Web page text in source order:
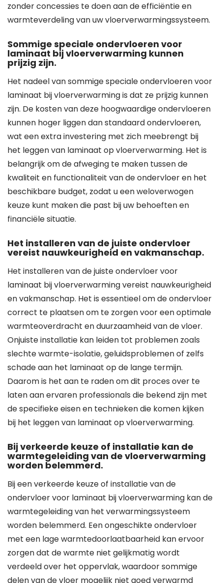
zonder concessies te doen aan de efficiëntie en
warmteverdeling van uw vloerverwarmingssysteem.
Sommige speciale ondervloeren voor
laminaat bij vloerverwarming kunnen
prijzig zijn.
Het nadeel van sommige speciale ondervloeren voor
laminaat bij vloerverwarming is dat ze prijzig kunnen
zijn. De kosten van deze hoogwaardige ondervloeren
kunnen hoger liggen dan standaard ondervloeren,
wat een extra investering met zich meebrengt bij
het leggen van laminaat op vloerverwarming. Het is
belangrijk om de afweging te maken tussen de
kwaliteit en functionaliteit van de ondervloer en het
beschikbare budget, zodat u een weloverwogen
keuze kunt maken die past bij uw behoeften en
financiële situatie.
Het installeren van de juiste ondervloer
vereist nauwkeurigheid en vakmanschap.
Het installeren van de juiste ondervloer voor
laminaat bij vloerverwarming vereist nauwkeurigheid
en vakmanschap. Het is essentieel om de ondervloer
correct te plaatsen om te zorgen voor een optimale
warmteoverdracht en duurzaamheid van de vloer.
Onjuiste installatie kan leiden tot problemen zoals
slechte warmte-isolatie, geluidsproblemen of zelfs
schade aan het laminaat op de lange termijn.
Daarom is het aan te raden om dit proces over te
laten aan ervaren professionals die bekend zijn met
de specifieke eisen en technieken die komen kijken
bij het leggen van laminaat op vloerverwarming.
Bij verkeerde keuze of installatie kan de
warmtegeleiding van de vloerverwarming
worden belemmerd.
Bij een verkeerde keuze of installatie van de
ondervloer voor laminaat bij vloerverwarming kan de
warmtegeleiding van het verwarmingssysteem
worden belemmerd. Een ongeschikte ondervloer
met een lage warmtedoorlaatbaarheid kan ervoor
zorgen dat de warmte niet gelijkmatig wordt
verdeeld over het oppervlak, waardoor sommige
delen van de vloer mogelijk niet goed verwarmd